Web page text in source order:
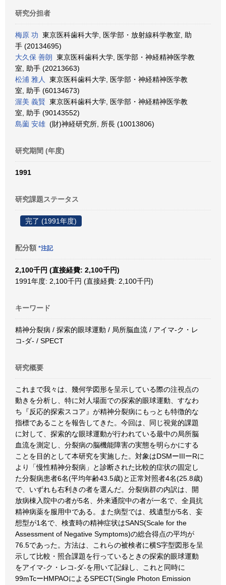
研究分担者
梅原 功 東京医科歯科大学, 医学部・放射線科学教室, 助
手 (20134695)
大久保 善朗 東京医科歯科大学, 医学部・神経精神医学教
室, 助手 (20213663)
松浦 雅人
東京医科歯科大学, 医学部・神経精神医学教
室, 助手 (60134673)
渥美 義賢 東京医科歯科大学, 医学部・神経精神医学教
室, 助手 (90143552)
島薗 安雄 (財)神経研究所, 所長 (10013806)
研究期間 (年度)
1991
研究課題ステータス
完了 (1991年度)
配分額 *注記
2,100千円 (直接経費: 2,100千円)
1991年度: 2,100千円 (直接経費: 2,100千円)
キーワード
精神分裂病 / 探索的眼球運動 / 局所脳血流 / アイマ-ク・レ
コ-ダ- / SPECT
研究概要
これまで我々は、幾何学図形を呈示している際の注視点の
動きを分析し、特に対人場面での探索的眼球運動、すなわ
ち『反応的探索スコア』が精神分裂病にもっとも特徴的な
指標であることを報告してきた。今回は、同じ視覚的課題
に対して、探索的な眼球運動が行われている最中の局所脳
血流を測定し、分裂病の脳機能障害の実態を明らかにする
ことを目的として本研究を実施した。対象はDSMーIIIーRに
より「慢性精神分裂病」と診断された比較的症状の固定し
た分裂病患者6名(平均年齢43.5歳)と正常対照者4名(25.8歳)
で、いずれも右利きの者を選んだ。分裂病群の内訳は、開
放病棟入院中の者が5名、外来通院中の者が一名で、全員抗
精神病薬を服用中である。また病型では、残遺型が5名、妄
想型が1名で、検査時の精神症状はSANS(Scale for the
Assessment of Negative Symptoms)の総合得点の平均が
76.5であった。方法は、これらの被検者に横S字型図形を呈
示して比較・照合課題を行っているときの探索的眼球運動
をアイマ-ク・レコ-ダ-を用いて記録し、これと同時に
99mTcーHMPAOによるSPECT(Single Photon Emission